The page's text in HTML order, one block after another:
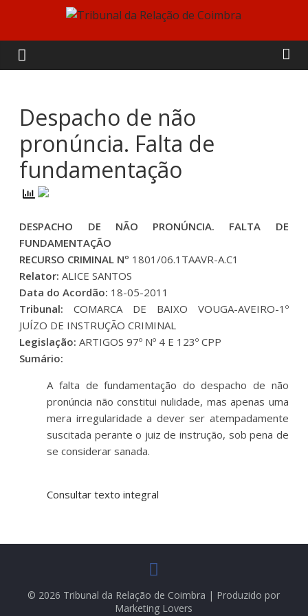
content
Tribunal
da
Relação
de
Coimbra
Despacho de não
pronúncia. Falta de
fundamentação
DESPACHO DE NÃO PRONÚNCIA. FALTA DE
FUNDAMENTAÇÃO
RECURSO CRIMINAL Nº 1801/06.1TAAVR-A.C1
Relator:ALICE SANTOS
Data do Acordão: 18-05-2011
Tribunal:COMARCA DE BAIXO VOUGA-AVEIRO-1º
JUÍZO DE INSTRUÇÃO CRIMINAL
Legislação:ARTIGOS 97º Nº 4 E 123º CPP
Sumário:
A falta de fundamentação do despacho de não
pronúncia não constitui nulida­de, mas apenas uma
mera irregularidade a dever ser atempadamente
suscitada perante o juiz de instrução, sob pena de
se considerar sanada.
Consultar texto integral
© 2026 Tribunal da Relação de Coimbra | Produzido por
Marketing Lovers